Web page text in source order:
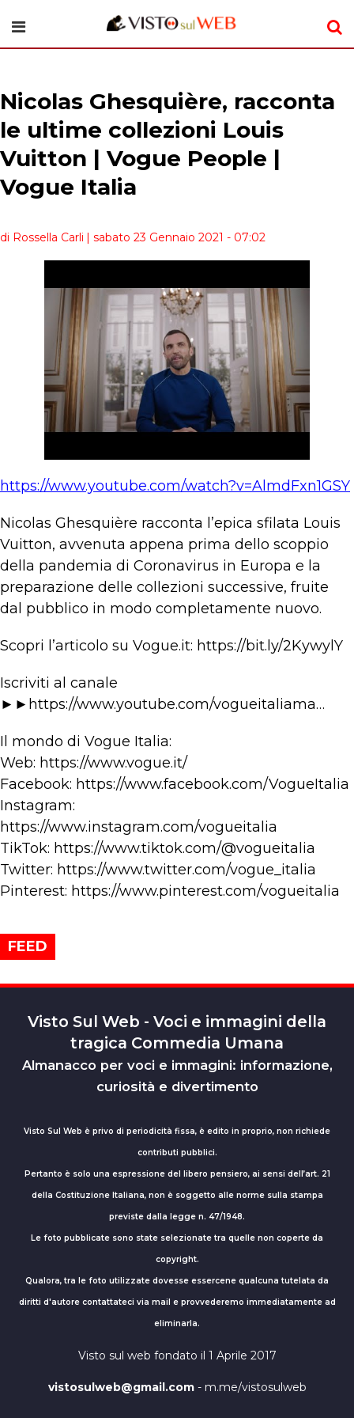
Nicolas Ghesquière, racconta
le ultime collezioni Louis
Vuitton | Vogue People |
Vogue Italia
di Rossella Carli | sabato 23 Gennaio 2021 - 07:02
https://www.youtube.com/watch?v=AlmdFxn1GSY
Nicolas Ghesquière racconta l’epica sfilata Louis
Vuitton, avvenuta appena prima dello scoppio
della pandemia di Coronavirus in Europa e la
preparazione delle collezioni successive, fruite
dal pubblico in modo completamente nuovo.
Scopri l’articolo su Vogue.it: https://bit.ly/2KywylY
Iscriviti al canale
►►https://www.youtube.com/vogueitaliama…
Il mondo di Vogue Italia:
Web: https://www.vogue.it/
Facebook: https://www.facebook.com/VogueItalia
Instagram:
https://www.instagram.com/vogueitalia
TikTok: https://www.tiktok.com/@vogueitalia
Twitter: https://www.twitter.com/vogue_italia
Pinterest: https://www.pinterest.com/vogueitalia
FEED
Visto Sul Web - Voci e immagini della
tragica Commedia Umana
Almanacco per voci e immagini: informazione,
curiosità e divertimento
Visto Sul Web è privo di periodicità fissa, è edito in proprio, non richiede
contributi pubblici.
Pertanto è solo una espressione del libero pensiero, ai sensi dell’art. 21
della Costituzione Italiana, non è soggetto alle norme sulla stampa
previste dalla legge n. 47/1948.
Le foto pubblicate sono state selezionate tra quelle non coperte da
copyright.
Qualora, tra le foto utilizzate dovesse essercene qualcuna tutelata da
diritti d'autore contattateci via mail e provvederemo immediatamente ad
eliminarla.
Visto sul web fondato il 1 Aprile 2017
vistosulweb@gmail.com- m.me/vistosulweb